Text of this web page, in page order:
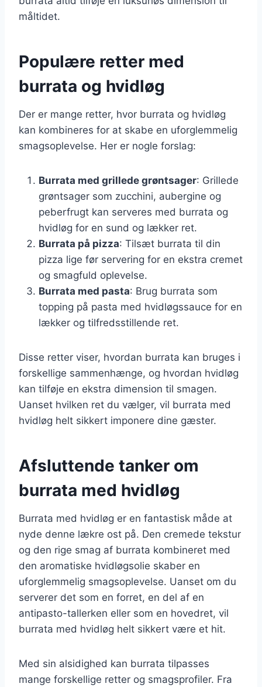
måltidet.
Populære retter med
burrata og hvidløg
Der er mange retter, hvor burrata og hvidløg
kan kombineres for at skabe en uforglemmelig
smagsoplevelse. Her er nogle forslag:
Burrata med grillede grøntsager: Grillede
grøntsager som zucchini, aubergine og
peberfrugt kan serveres med burrata og
hvidløg for en sund og lækker ret.
Burrata på pizza: Tilsæt burrata til din
pizza lige før servering for en ekstra cremet
og smagfuld oplevelse.
Burrata med pasta: Brug burrata som
topping på pasta med hvidløgssauce for en
lækker og tilfredsstillende ret.
Disse retter viser, hvordan burrata kan bruges i
forskellige sammenhænge, og hvordan hvidløg
kan tilføje en ekstra dimension til smagen.
Uanset hvilken ret du vælger, vil burrata med
hvidløg helt sikkert imponere dine gæster.
Afsluttende tanker om
burrata med hvidløg
Burrata med hvidløg er en fantastisk måde at
nyde denne lækre ost på. Den cremede tekstur
og den rige smag af burrata kombineret med
den aromatiske hvidløgsolie skaber en
uforglemmelig smagsoplevelse. Uanset om du
serverer det som en forret, en del af en
antipasto-tallerken eller som en hovedret, vil
burrata med hvidløg helt sikkert være et hit.
Med sin alsidighed kan burrata tilpasses
mange forskellige retter og smagsprofiler. Fra